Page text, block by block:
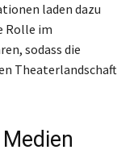
laden dazu
Rolle im
sodass die
Theaterlandschaft